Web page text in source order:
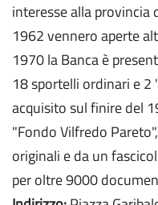
interesse alla provincia
1962 vennero aperte
1970 la Banca è
18 sportelli ordinari e 2
acquisito sul finire del
"Fondo Vilfredo
originali e da un
per oltre 9000